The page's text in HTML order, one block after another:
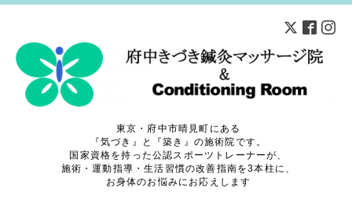
東京・府中市晴見町にある
『気づき』と『築き』の施術院です。
国家資格を持った公認スポーツトレーナーが、
施術・運動指導・生活習慣の改善指南を3本柱に、
お身体のお悩みにお応えします